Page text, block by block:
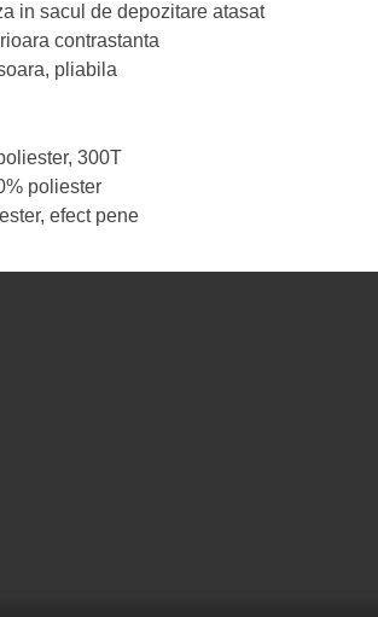
in sacul de depozitare atasat
contrastanta
pliabila
300T
poliester
efect pene